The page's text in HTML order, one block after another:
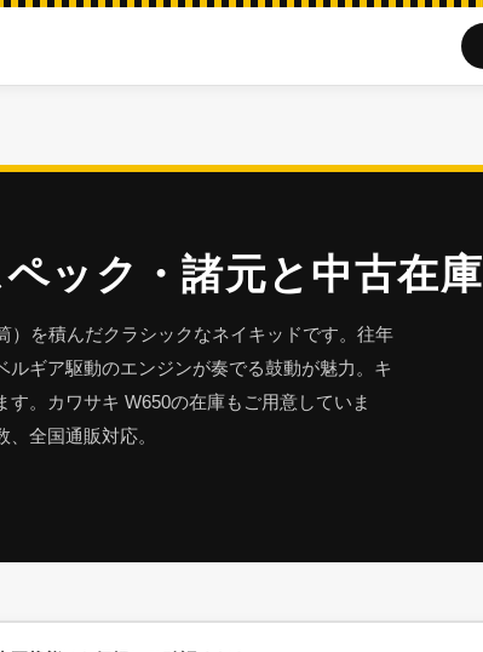
ック・諸元と中古在庫
）を積んだクラシックなネイキッドです。往年
ギア駆動のエンジンが奏でる鼓動が魅力。キ
。カワサキ W650の在庫もご用意していま
全国通販対応。